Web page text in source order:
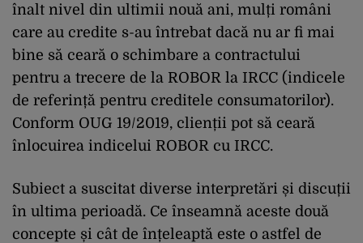
înalt nivel din ultimii nouă ani, mulți români
care au credite s-au întrebat dacă nu ar fi mai
bine să ceară o schimbare a contractului
pentru a trecere de la ROBOR la IRCC (indicele
de referință pentru creditele consumatorilor).
Conform OUG 19/2019, clienții pot să ceară
înlocuirea indicelui ROBOR cu IRCC.
Subiect a suscitat diverse interpretări și discuții
în ultima perioadă. Ce înseamnă aceste două
concepte și cât de înțeleaptă este o astfel de